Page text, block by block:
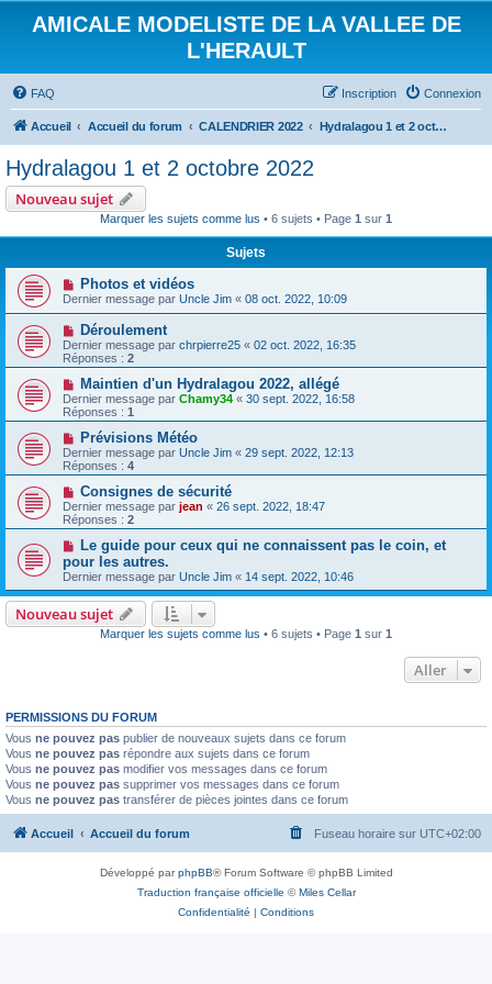
AMICALE MODELISTE DE LA VALLEE DE
L'HERAULT
FAQ Connexion
Inscription
Accueil Accueil du forum CALENDRIER 2022 Hydralagou 1 et 2 octobre 2022
Hydralagou 1 et 2 octobre 2022
Nouveau sujet
Marquer les sujets comme lus • 6 sujets • Page 1 sur 1
Sujets
Photos et vidéos
Dernier message par Uncle Jim « 08 oct. 2022, 10:09
Déroulement
Dernier message par chrpierre25 « 02 oct. 2022, 16:35
Réponses : 2
Maintien d'un Hydralagou 2022, allégé
Dernier message par Chamy34 « 30 sept. 2022, 16:58
Réponses : 1
Prévisions Météo
Dernier message par Uncle Jim « 29 sept. 2022, 12:13
Réponses : 4
Consignes de sécurité
Dernier message par jean « 26 sept. 2022, 18:47
Réponses : 2
Le guide pour ceux qui ne connaissent pas le coin, et
pour les autres.
Dernier message par Uncle Jim « 14 sept. 2022, 10:46
Nouveau sujet
Marquer les sujets comme lus • 6 sujets • Page 1 sur 1
Aller
PERMISSIONS DU FORUM
Vous ne pouvez pas publier de nouveaux sujets dans ce forum
Vous ne pouvez pas répondre aux sujets dans ce forum
Vous ne pouvez pas modifier vos messages dans ce forum
Vous ne pouvez pas supprimer vos messages dans ce forum
Vous ne pouvez pas transférer de pièces jointes dans ce forum
Accueil Accueil du forum Fuseau horaire sur UTC+02:00
Développé parphpBB® Forum Software © phpBB Limited
Traduction française officielle ©Miles Cellar
Confidentialité | Conditions